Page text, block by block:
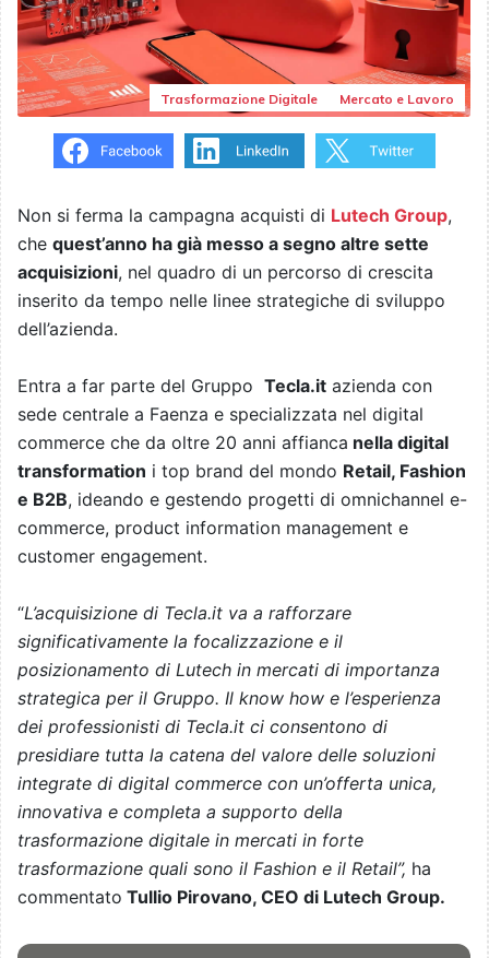
Trasformazione Digitale Mercato e Lavoro
Non si ferma la campagna acquisti di Lutech Group,
che quest’anno ha già messo a segno altre sette
acquisizioni, nel quadro di un percorso di crescita
inserito da tempo nelle linee strategiche di sviluppo
dell’azienda.
Entra a far parte del Gruppo Tecla.it azienda con
sede centrale a Faenza e specializzata nel digital
commerce che da oltre 20 anni affianca nella digital
transformation i top brand del mondo Retail, Fashion
e B2B, ideando e gestendo progetti di omnichannel e-
commerce, product information management e
customer engagement.
“L’acquisizione di Tecla.it va a rafforzare
significativamente la focalizzazione e il
posizionamento di Lutech in mercati di importanza
strategica per il Gruppo. Il know how e l’esperienza
dei professionisti di Tecla.it ci consentono di
presidiare tutta la catena del valore delle soluzioni
integrate di digital commerce con un’offerta unica,
innovativa e completa a supporto della
trasformazione digitale in mercati in forte
trasformazione quali sono il Fashion e il Retail”, ha
commentato Tullio Pirovano, CEO di Lutech Group.